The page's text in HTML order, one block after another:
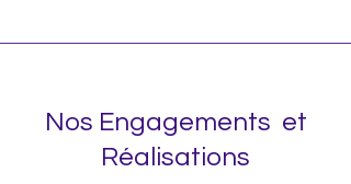
Nos Engagements et
Réalisations